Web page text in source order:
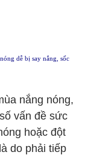
dễ bị say nắng, sốc
nắng nóng,
vấn đề sức
hoặc đột
do phải tiếp